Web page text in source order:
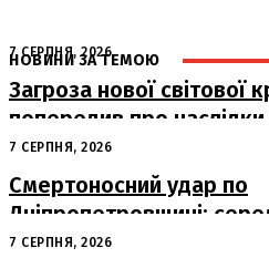
НОВИНИ ЗА ТЕМОЮ
7 СЕРПНЯ, 2026
Загроза нової світової
попередив про
судна
7 СЕРПНЯ, 2026
Смертоносний удар по
Дніпропетровщині:
– працівники «Укрпошти»
7 СЕРПНЯ, 2026